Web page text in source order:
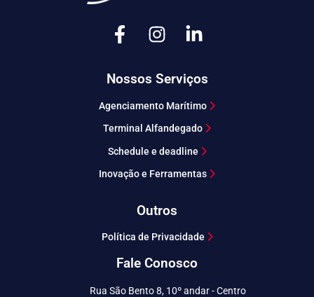
Nossos Serviços
Agenciamento Marítimo
Terminal Alfandegado
Schedule e deadline
Inovação e Ferramentas
Outros
Política de Privacidade
Fale Conosco
Rua São Bento 8, 10º andar - Centro